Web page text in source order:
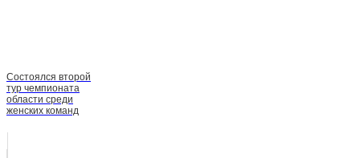
Состоялся второй
тур чемпионата
области среди
женских команд